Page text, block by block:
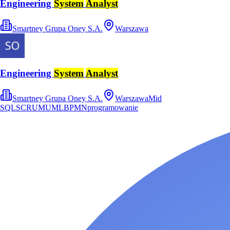
Engineering SystemAnalyst
Smartney Grupa Oney S.A. Warszawa
Engineering System Analyst
Smartney Grupa Oney S.A. WarszawaMid
SQLSCRUMUMLBPMNprogramowanie